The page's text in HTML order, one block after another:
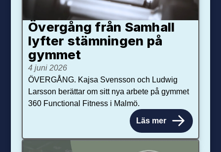
Övergång från Samhall
lyfter stämningen på
gymmet
4 juni 2026
ÖVERGÅNG. Kajsa Svensson och Ludwig
Larsson berättar om sitt nya arbete på gymmet
360 Functional Fitness i Malmö.
Läs mer